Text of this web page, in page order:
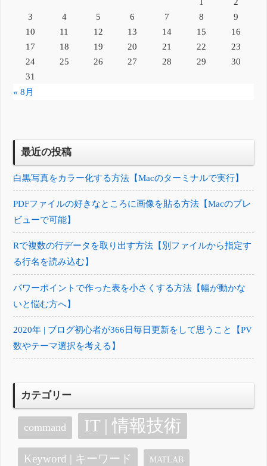
3
4 5 6 7 8
9
10
11 12 13 14 15
16
17
18 19 20 21 22
23
24
25 26 27 28 29
30
31
« 8月
最近の投稿
白黒写真をカラー化する方法【Macのターミナルで実行】
PDFファイルの好きなところに画像を貼る方法【Macのプレ
ビューで可能】
Rで複数の行データを取り出す方法【別ファイルから指定す
る行名を読み込む】
パワーポイントで作った表を小さくする方法【幅が動かな
いと悩む方へ】
2020年 | ブログ初心者が366日毎日更新をして思うこと【PV
数やテーマ選択を考える】
カテゴリー
command IT | 情報技術
Keyword | キーワード MATLAB